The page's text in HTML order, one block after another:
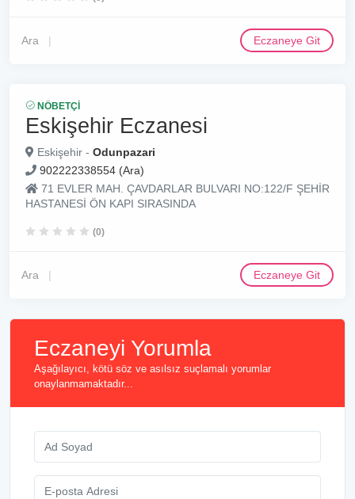
Ara Eczaneye Git
NÖBETÇI
Eskişehir Eczanesi
Eskişehir - Odunpazari
902222338554 (Ara)
71 EVLER MAH. ÇAVDARLAR BULVARI NO:122/F ŞEHİR
HASTANESİ ÖN KAPI SIRASINDA
(0)
Ara Eczaneye Git
Eczaneyi Yorumla
Aşağılayıcı, kötü söz ve asılsız suçlamalı yorumlar
onaylanmamaktadır...